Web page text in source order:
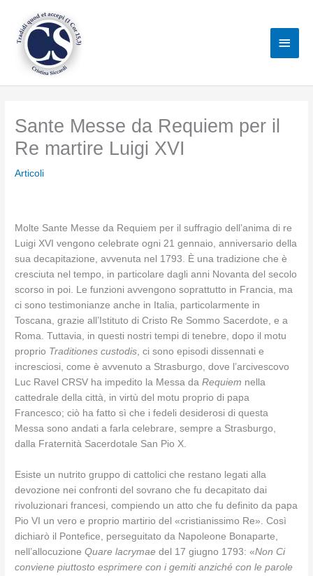
contenuto
Sante Messe da Requiem per il
Re martire Luigi XVI
Articoli
Molte Sante Messe da Requiem per il suffragio dell’anima di re
Luigi XVI vengono celebrate ogni 21 gennaio, anniversario della
sua decapitazione, avvenuta nel 1793. È una tradizione che è
cresciuta nel tempo, in particolare dagli anni Novanta del secolo
scorso in poi. Le funzioni avvengono soprattutto in Francia, ma
ci sono testimonianze anche in Italia, particolarmente in
Toscana, grazie all’Istituto di Cristo Re Sommo Sacerdote, e a
Roma. Tuttavia, in questi nostri tempi di tenebre, dopo il motu
proprio Traditiones custodis , ci sono episodi dissennati e
incresciosi, come è avvenuto a Strasburgo, dove l’arcivescovo
Luc Ravel CRSV ha impedito la Messa daRequiem nella
cattedrale della città,
in virtù del motu proprio di papa
Francesco; ciò ha fatto sì che i fedeli desiderosi di questa
Messa sono andati a farla celebrare, sempre a Strasburgo,
dalla Fraternità Sacerdotale San Pio X.
Esiste un nutrito gruppo di cattolici che restano legati alla
devozione nei confronti del sovrano che fu decapitato dai
rivoluzionari francesi, compiendo un atto che fu definito da papa
Pio VI un vero e proprio martirio del «cristianissimo Re». Così
dichiarò il Pontefice, perseguitato da Napoleone Bonaparte,
nell’allocuzioneQuare lacrymae del 17 giugno 1793: «Non Ci
conviene piuttosto esprimere con i gemiti anziché con le parole